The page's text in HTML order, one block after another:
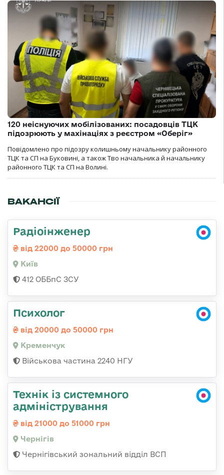
120 неіснуючих мобілізованих: посадовців ТЦК
підозрюють у махінаціях з реєстром «Оберіг»
Повідомлено про підозру колишньому начальнику районного
ТЦК та СП на Буковині, а також Тво начальника й начальнику
районного ТЦК та СП на Волині.
ВАКАНСІЇ
Радіоінженер
від 22000 до 50000 грн
Київ
412 ОББпС ЗСУ
Психолог
від 20000 до 50000 грн
Кременчук
Військова частина 2240 НГУ
Технік із системного
адміністрування
від 21000 до 51000 грн
Чернігів
Чернігівський зональний відділ ВСП